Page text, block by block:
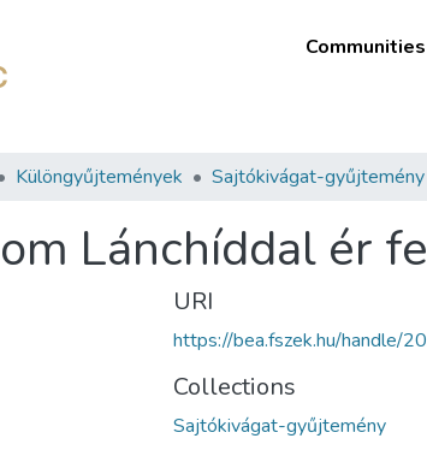
Különgyűjtemények Sajtókivágat-gyűjtemény
Lánchíddal ér
URI
https://bea.fszek.hu/handle/
Collections
Sajtókivágat-gyűjtemény